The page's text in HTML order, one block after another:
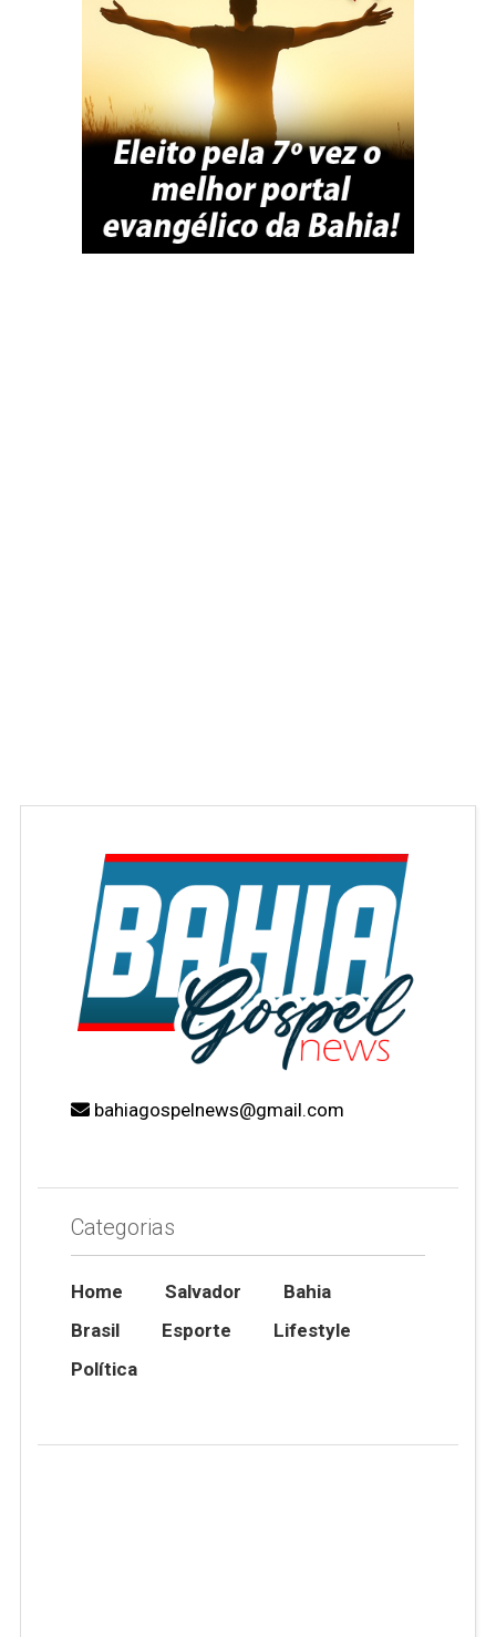
bahiagospelnews@gmail.com
Categorias
Home Salvador
Bahia
Brasil
Esporte
Lifestyle
Política